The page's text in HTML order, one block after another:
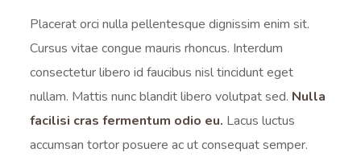
Placerat orci nulla pellentesque dignissim enim sit.
Cursus vitae congue mauris rhoncus. Interdum
consectetur libero id faucibus nisl tincidunt eget
nullam. Mattis nunc blandit libero volutpat sed. Nulla
facilisi cras fermentum odio eu. Lacus luctus
accumsan tortor posuere ac ut consequat semper.